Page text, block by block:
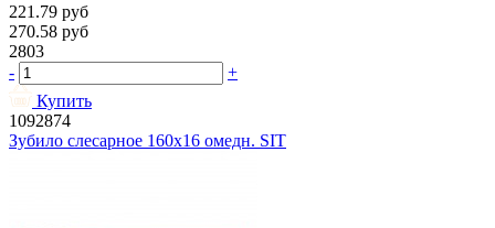
221.79 руб
270.58 руб
2803
-
+
Купить
1092874
Зубило слесарное 160х16 омедн. SIT